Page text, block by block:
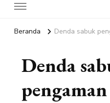
Beranda Denda sabuk
Denda
pengaman